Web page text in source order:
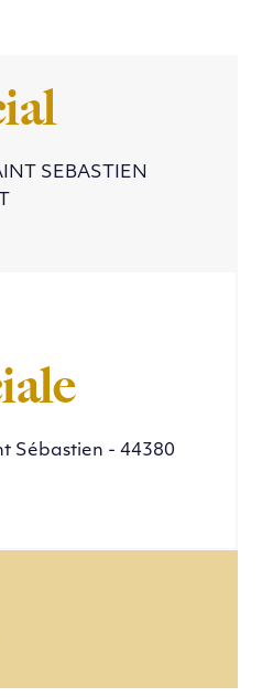
SEBASTIEN
Sébastien - 44380